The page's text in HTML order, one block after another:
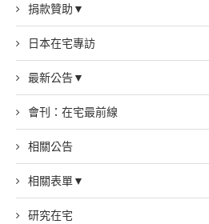
捐款贊助▼
日本在宅專訪
最新公告▼
會刊：在宅最前線
相關公告
相關表單▼
研究在宅